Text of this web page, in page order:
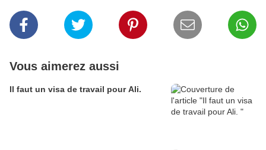
Vous aimerez aussi
Il faut un visa de travail pour Ali.